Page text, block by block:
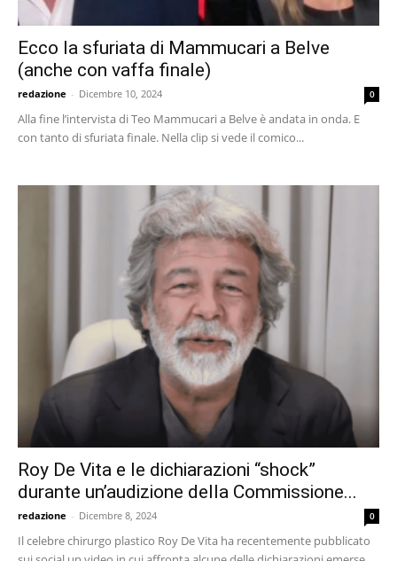
Ecco la sfuriata di Mammucari a Belve
(anche con vaffa finale)
redazione - Dicembre 10, 2024 0
Alla fine l’intervista di Teo Mammucari a Belve è andata in onda. E
con tanto di sfuriata finale. Nella clip si vede il comico...
Roy De Vita e le dichiarazioni “shock”
durante un’audizione della Commissione...
redazione - Dicembre 8, 2024 0
Il celebre chirurgo plastico Roy De Vita ha recentemente pubblicato